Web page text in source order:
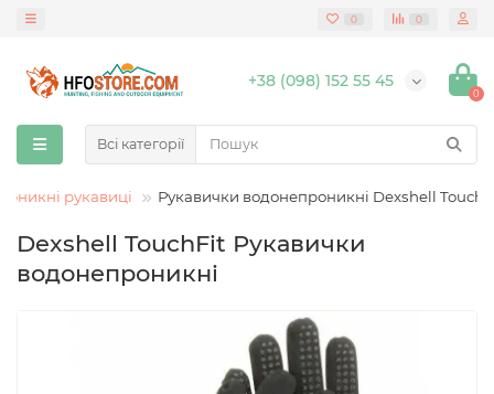
0 0
+38 (098) 152 55 45
0
Всі категорії
рукавиці Рукавички водонепроникні Dexshell
Dexshell TouchFit Рукавички
водонепроникні